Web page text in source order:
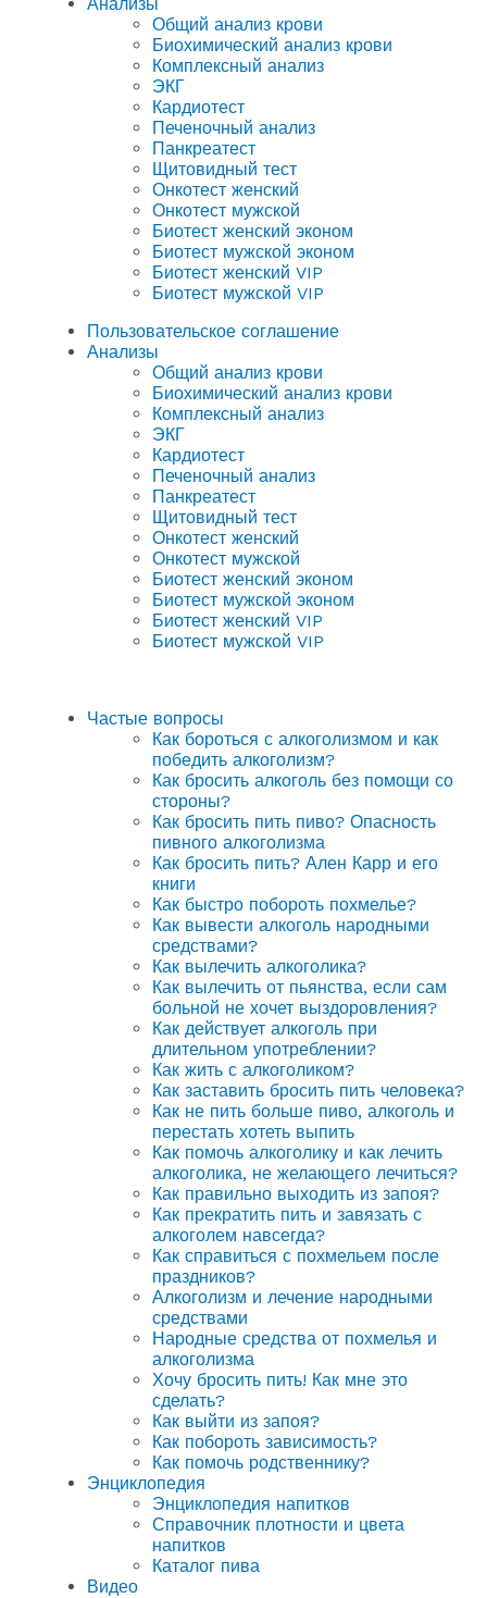
Общий анализ крови
Биохимический анализ крови
Комплексный анализ
ЭКГ
Кардиотест
Печеночный анализ
Панкреатест
Щитовидный тест
Онкотест женский
Онкотест мужской
Биотест женский эконом
Биотест мужской эконом
Биотест женский VIP
Биотест мужской VIP
Пользовательское соглашение
Анализы
Общий анализ крови
Биохимический анализ крови
Комплексный анализ
ЭКГ
Кардиотест
Печеночный анализ
Панкреатест
Щитовидный тест
Онкотест женский
Онкотест мужской
Биотест женский эконом
Биотест мужской эконом
Биотест женский VIP
Биотест мужской VIP
Частые вопросы
Как бороться с алкоголизмом и как
победить алкоголизм?
Как бросить алкоголь без помощи со
стороны?
Как бросить пить пиво? Опасность
пивного алкоголизма
Как бросить пить? Ален Карр и его
книги
Как быстро побороть похмелье?
Как вывести алкоголь народными
средствами?
Как вылечить алкоголика?
Как вылечить от пьянства, если сам
больной не хочет выздоровления?
Как действует алкоголь при
длительном употреблении?
Как жить с алкоголиком?
Как заставить бросить пить человека?
Как не пить больше пиво, алкоголь и
перестать хотеть выпить
Как помочь алкоголику и как лечить
алкоголика, не желающего лечиться?
Как правильно выходить из запоя?
Как прекратить пить и завязать с
алкоголем навсегда?
Как справиться с похмельем после
праздников?
Алкоголизм и лечение народными
средствами
Народные средства от похмелья и
алкоголизма
Хочу бросить пить! Как мне это
сделать?
Как выйти из запоя?
Как побороть зависимость?
Как помочь родственнику?
Энциклопедия
Энциклопедия напитков
Справочник плотности и цвета
напитков
Каталог пива
Видео